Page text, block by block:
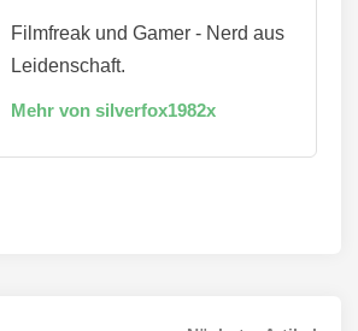
Filmfreak und Gamer - Nerd aus
Leidenschaft.
Mehr von silverfox1982x